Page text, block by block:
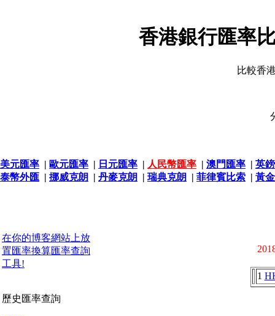
香港銀行匯率
比較香
美元匯率 | 歐元匯率 | 日元匯率 | 人民幣匯率 | 澳門匯率 | 英
泰幣外匯 | 挪威克朗 | 丹麥克朗 | 瑞典克朗 | 菲律賓比索 | 黃
在你的博客網站上放
置匯率換算匯率查詢
工具!
歷史匯率查詢
1